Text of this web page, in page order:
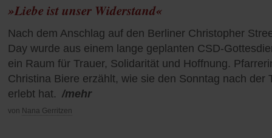
»Liebe ist unser Widerstand«
Nach dem Anschlag auf den Berliner Christopher
Day wurde aus einem lange geplanten CSD-
ein Raum für Trauer, Solidarität und Hoffnung.
Christina Biere erzählt, wie sie den Sonntag nach der
erlebt hat. /mehr
von Nana Gerritzen